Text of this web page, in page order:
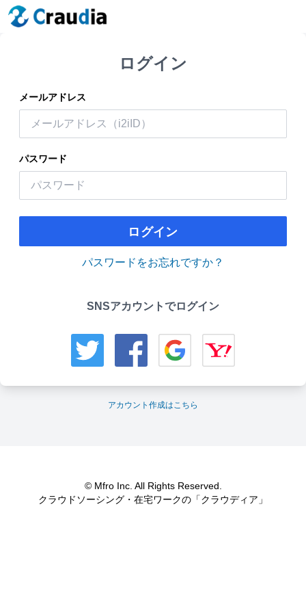
ログイン
メールアドレス
パスワード
ログイン
パスワードをお忘れですか？
SNSアカウントでログイン
アカウント作成はこちら
© Mfro Inc. All Rights Reserved.
クラウドソーシング・在宅ワークの「クラウディア」